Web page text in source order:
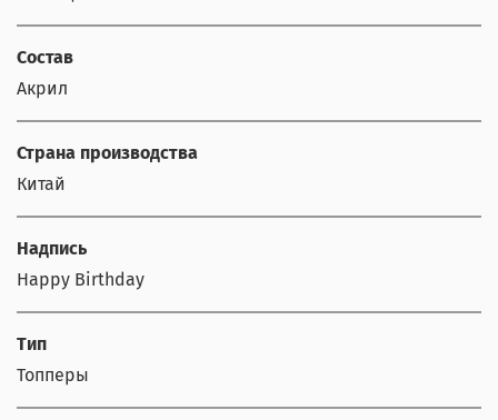
Состав
Акрил
Страна производства
Китай
Надпись
Happy Birthday
Тип
Топперы